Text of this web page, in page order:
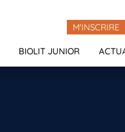
M'INSCRIRE
BIOLIT JUNIOR